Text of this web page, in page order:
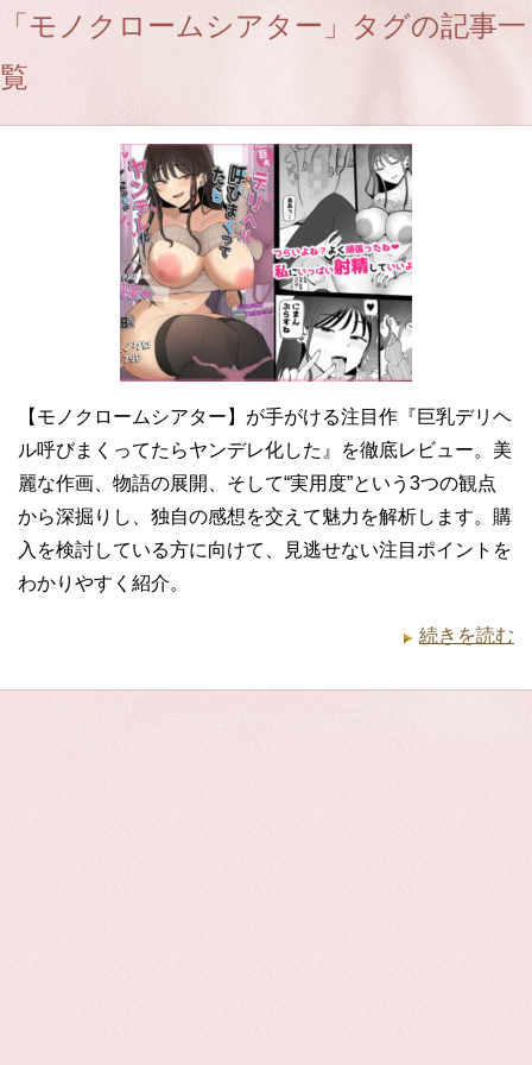
「モノクロームシアター」タグの記事一
覧
【モノクロームシアター】が手がける注目作『巨乳デリヘ
ル呼びまくってたらヤンデレ化した』を徹底レビュー。美
麗な作画、物語の展開、そして“実用度”という3つの観点
から深掘りし、独自の感想を交えて魅力を解析します。購
入を検討している方に向けて、見逃せない注目ポイントを
わかりやすく紹介。
続きを読む